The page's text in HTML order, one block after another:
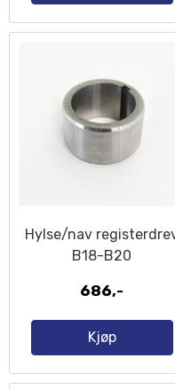
Hylse/nav
B18-B20
686,-
Kjøp